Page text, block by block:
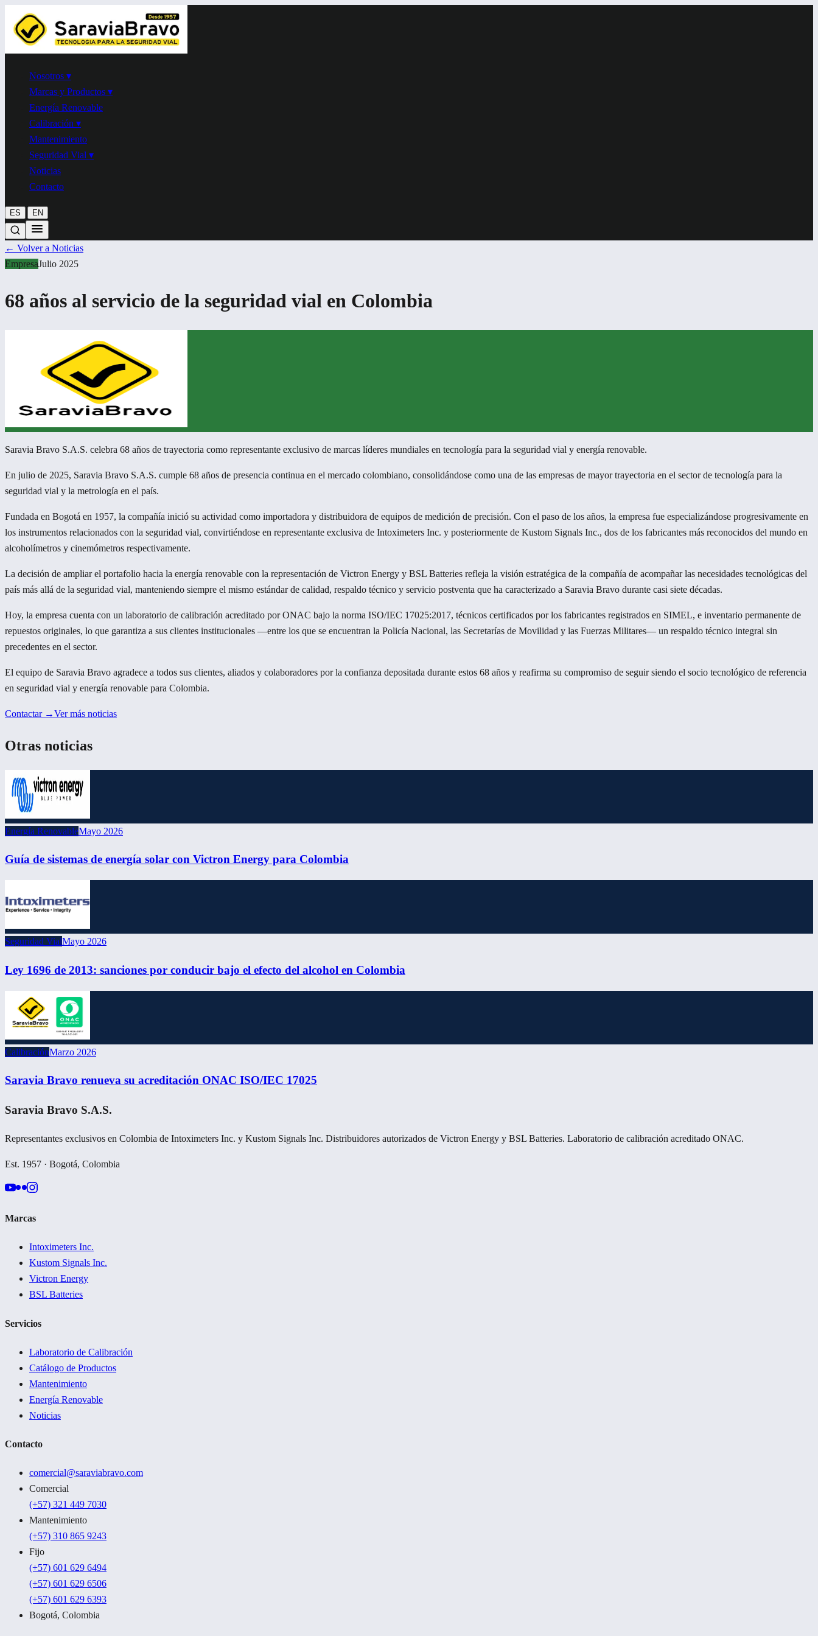
Nosotros ▾
Marcas y Productos ▾
Energía Renovable
Calibración ▾
Mantenimiento
Seguridad Vial ▾
Noticias
Contacto
ES EN
← Volver a Noticias
EmpresaJulio 2025
68 años al servicio de la seguridad vial en Colombia
Saravia Bravo S.A.S. celebra 68 años de trayectoria como representante exclusivo de marcas líderes mundiales en tecnología para la seguridad vial y energía renovable.
En julio de 2025, Saravia Bravo S.A.S. cumple 68 años de presencia continua en el mercado colombiano, consolidándose como una de las empresas de mayor trayectoria en el sector de tecnología para la
seguridad vial y la metrología en el país.
Fundada en Bogotá en 1957, la compañía inició su actividad como importadora y distribuidora de equipos de medición de precisión. Con el paso de los años, la empresa fue especializándose progresivamente en
los instrumentos relacionados con la seguridad vial, convirtiéndose en representante exclusiva de Intoximeters Inc. y posteriormente de Kustom Signals Inc., dos de los fabricantes más reconocidos del mundo en
alcoholímetros y cinemómetros respectivamente.
La decisión de ampliar el portafolio hacia la energía renovable con la representación de Victron Energy y BSL Batteries refleja la visión estratégica de la compañía de acompañar las necesidades tecnológicas del
país más allá de la seguridad vial, manteniendo siempre el mismo estándar de calidad, respaldo técnico y servicio postventa que ha caracterizado a Saravia Bravo durante casi siete décadas.
Hoy, la empresa cuenta con un laboratorio de calibración acreditado por ONAC bajo la norma ISO/IEC 17025:2017, técnicos certificados por los fabricantes registrados en SIMEL, e inventario permanente de
repuestos originales, lo que garantiza a sus clientes institucionales —entre los que se encuentran la Policía Nacional, las Secretarías de Movilidad y las Fuerzas Militares— un respaldo técnico integral sin
precedentes en el sector.
El equipo de Saravia Bravo agradece a todos sus clientes, aliados y colaboradores por la confianza depositada durante estos 68 años y reafirma su compromiso de seguir siendo el socio tecnológico de referencia
en seguridad vial y energía renovable para Colombia.
Contactar →Ver más noticias
Otras noticias
Energía RenovableMayo 2026
Guía de sistemas de energía solar con Victron Energy para Colombia
Seguridad VialMayo 2026
Ley 1696 de 2013: sanciones por conducir bajo el efecto del alcohol en Colombia
CalibraciónMarzo 2026
Saravia Bravo renueva su acreditación ONAC ISO/IEC 17025
Saravia Bravo S.A.S.
Representantes exclusivos en Colombia de Intoximeters Inc. y Kustom Signals Inc. Distribuidores autorizados de Victron Energy y BSL Batteries. Laboratorio de calibración acreditado ONAC.
Est. 1957 · Bogotá, Colombia
Marcas
Intoximeters Inc.
Kustom Signals Inc.
Victron Energy
BSL Batteries
Servicios
Laboratorio de Calibración
Catálogo de Productos
Mantenimiento
Energía Renovable
Noticias
Contacto
comercial@saraviabravo.com
Comercial
(+57) 321 449 7030
Mantenimiento
(+57) 310 865 9243
Fijo
(+57) 601 629 6494
(+57) 601 629 6506
(+57) 601 629 6393
Bogotá, Colombia